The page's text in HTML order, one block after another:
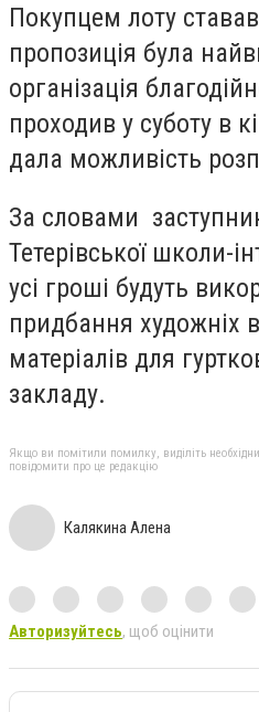
Покупцем лоту
пропозиція була
організація
проходив у суботу в
дала можливість
За словами
Тетерівської школи-
усі гроші будуть
придбання художніх
матеріалів для
закладу.
Якщо ви помітили помилку, виділіть
повідомити про це редакцію
Калякина Алена
Авторизуйтесь, щоб оцінити